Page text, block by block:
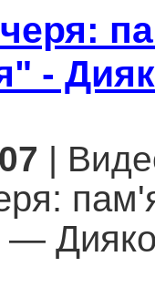
-
|
—